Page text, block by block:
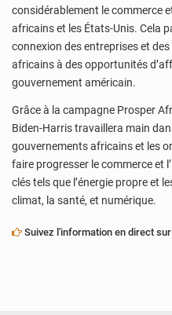
considérablement le commerce
africains et les États-Unis. Cela
connexion des entreprises et
africains à des opportunités
gouvernement américain.
Grâce à la campagne Prosper
Biden-Harris travaillera main
gouvernements africains et les
faire progresser le commerce et
clés tels que l’énergie propre et
climat, la santé, et numérique.
Suivez l'information en direct